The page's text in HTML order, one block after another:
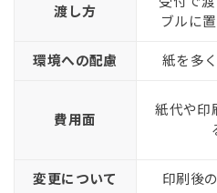
渡し方
ブルに
環境への配慮 紙を多
費用面
紙代や印
変更について 印刷後